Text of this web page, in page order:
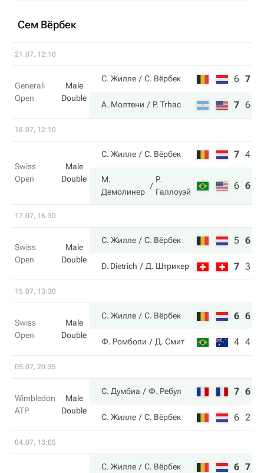
Сем Вёрбек
21.07, 12:10
Generali
Open
Male
Double
С. Жилле С. Вёрбек 6 7
А. Молтени P. Trhac 7 6
18.07, 12:10
Swiss
Open
Male
Double
С. Жилле С. Вёрбек 7 4
М.
Демолинер
Р.
Галлоуэй
6 6
17.07, 16:30
Swiss
Open
Male
Double
С. Жилле С. Вёрбек 5 6
D. Dietrich Д. Штрикер 7 3
15.07, 13:30
Swiss
Open
Male
Double
С. Жилле С. Вёрбек 6 6
Ф. Ромболи Д. Смит 4 4
05.07, 20:35
Wimbledon
ATP
Male
Double
С. Думбиа Ф. Ребул 7 6
С. Жилле С. Вёрбек 6 2
04.07, 13:05
С. Жилле С. Вёрбек 6 7